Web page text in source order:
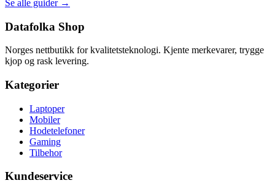
Se alle guider →
Datafolka Shop
Norges nettbutikk for kvalitetsteknologi. Kjente merkevarer, trygge
kjop og rask levering.
Kategorier
Laptoper
Mobiler
Hodetelefoner
Gaming
Tilbehor
Kundeservice